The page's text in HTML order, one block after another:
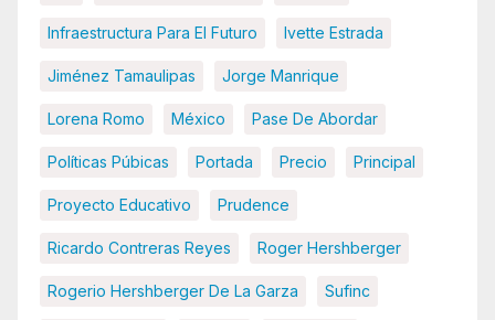
Infraestructura Para El Futuro Ivette Estrada
Jiménez Tamaulipas Jorge Manrique
Lorena Romo México Pase De Abordar
Políticas Púbicas Portada Precio Principal
Proyecto Educativo Prudence
Ricardo Contreras Reyes Roger Hershberger
Rogerio Hershberger De La Garza Sufinc